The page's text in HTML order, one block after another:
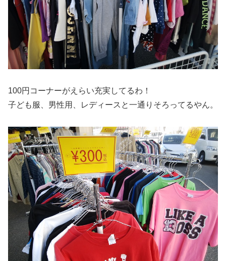
100円コーナーがえらい充実してるわ！
子ども服、男性用、レディースと一通りそろってるやん。